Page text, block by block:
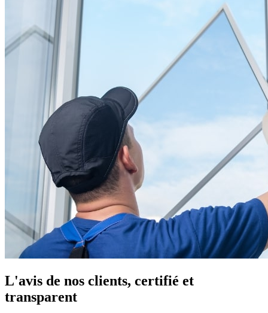
L'avis de nos clients, certifié et
transparent